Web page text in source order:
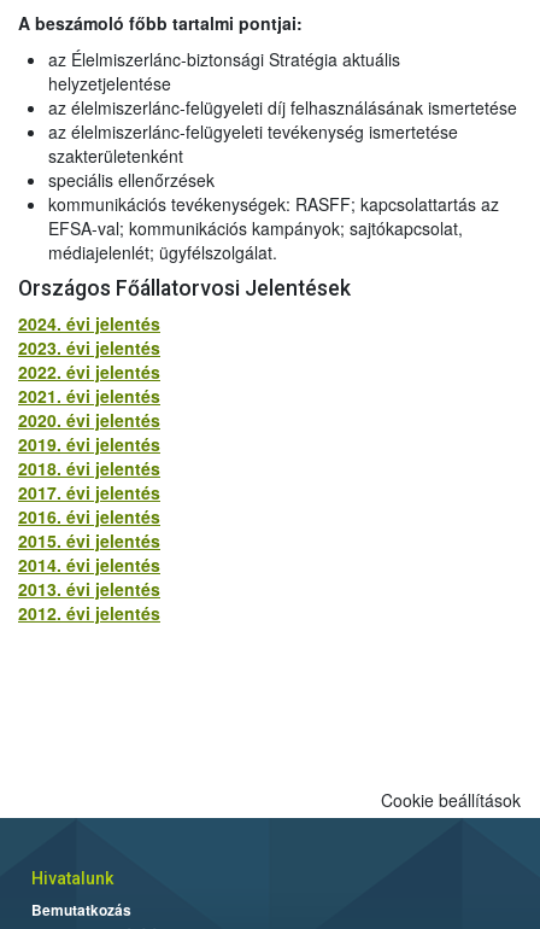
A beszámoló főbb tartalmi pontjai:
az Élelmiszerlánc-biztonsági Stratégia aktuális
helyzetjelentése
az élelmiszerlánc-felügyeleti díj felhasználásának ismertetése
az élelmiszerlánc-felügyeleti tevékenység ismertetése
szakterületenként
speciális ellenőrzések
kommunikációs tevékenységek: RASFF; kapcsolattartás az
EFSA-val; kommunikációs kampányok; sajtókapcsolat,
médiajelenlét; ügyfélszolgálat.
Országos Főállatorvosi Jelentések
2024. évi jelentés
2023. évi jelentés
2022. évi jelentés
2021. évi jelentés
2020. évi jelentés
2019. évi jelentés
2018. évi jelentés
2017. évi jelentés
2016. évi jelentés
2015. évi jelentés
2014. évi jelentés
2013. évi jelentés
2012. évi jelentés
Cookie beállítások
Hivatalunk
Bemutatkozás